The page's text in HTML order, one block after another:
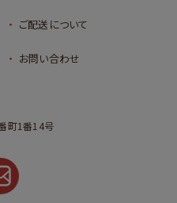
ご配送について
お問い合わせ
町1番14号